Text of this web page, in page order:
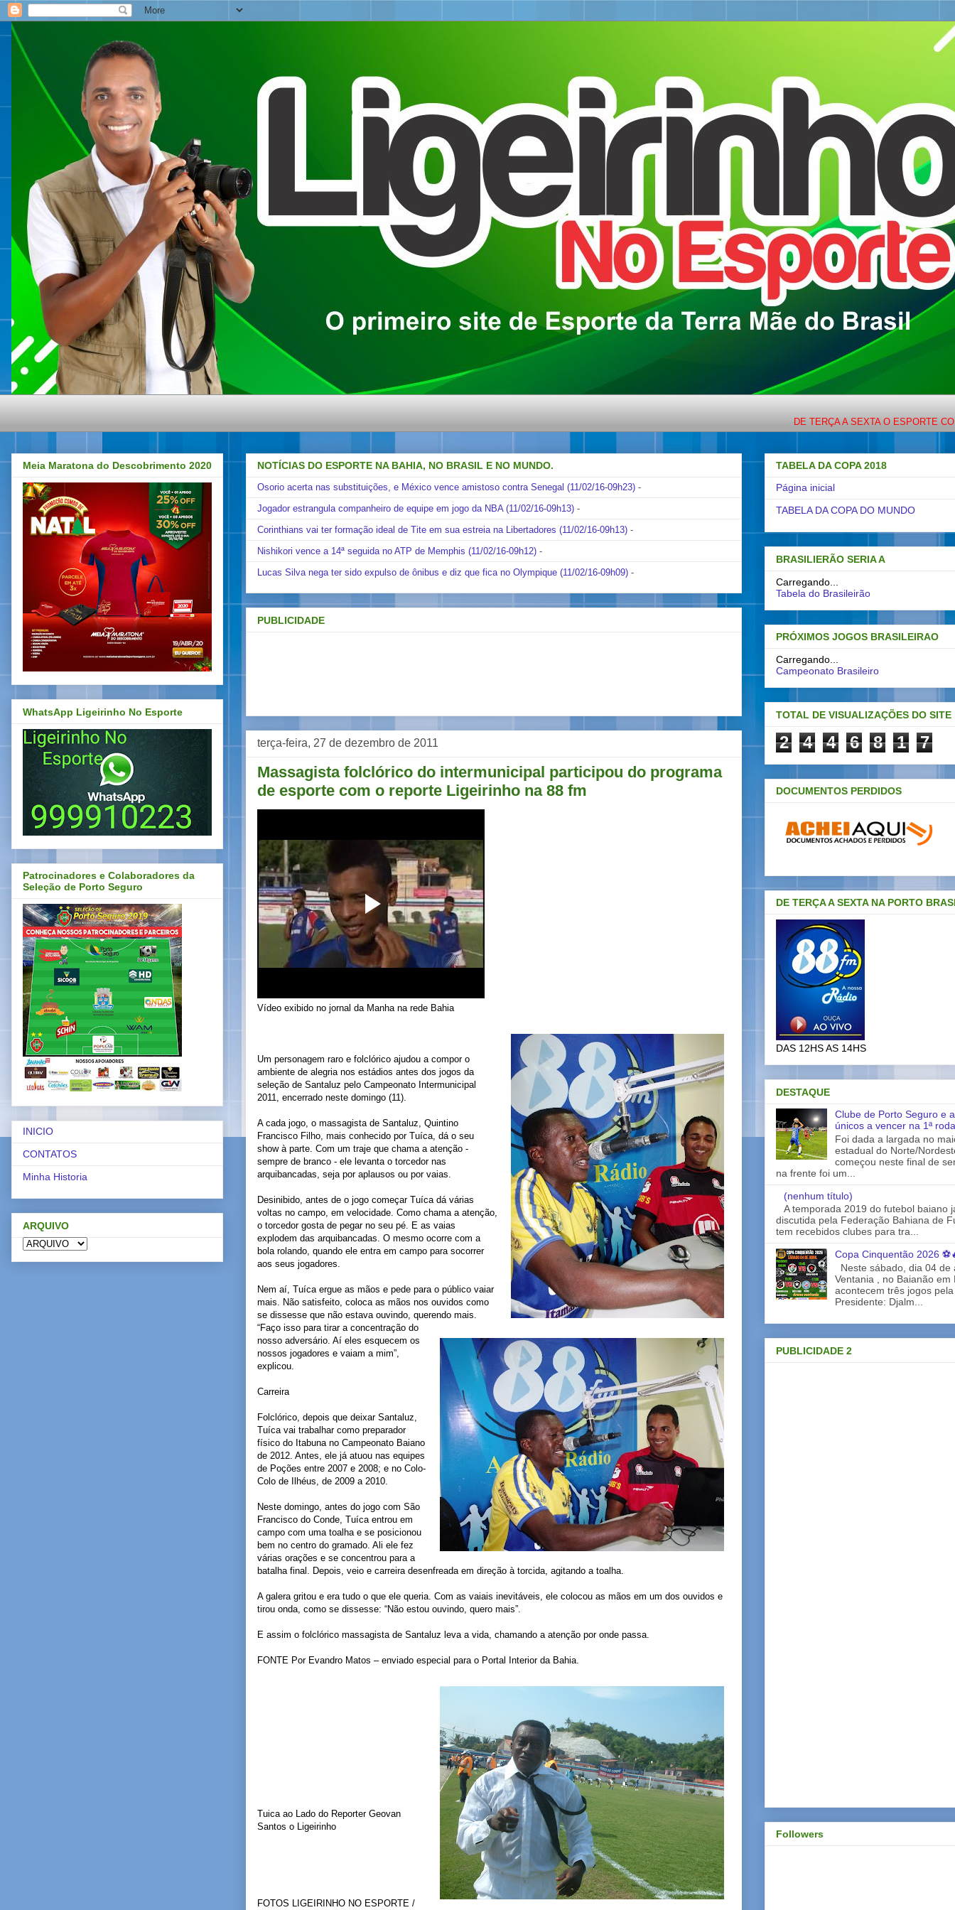
DE TERÇA A SEXTA O ESPORTE COM
NOTÍCIAS DO ESPORTE NA BAHIA, NO BRASIL E NO MUNDO.
Osorio acerta nas substituições, e México vence amistoso contra Senegal (11/02/16-09h23) -
Jogador estrangula companheiro de equipe em jogo da NBA (11/02/16-09h13) -
Corinthians vai ter formação ideal de Tite em sua estreia na Libertadores (11/02/16-09h13) -
Nishikori vence a 14ª seguida no ATP de Memphis (11/02/16-09h12) -
Lucas Silva nega ter sido expulso de ônibus e diz que fica no Olympique (11/02/16-09h09) -
PUBLICIDADE
terça-feira, 27 de dezembro de 2011
Massagista folclórico do intermunicipal participou do programa
de esporte com o reporte Ligeirinho na 88 fm
Vídeo exibido no jornal da Manha na rede Bahia
Um personagem raro e folclórico ajudou a compor o
ambiente de alegria nos estádios antes dos jogos da
seleção de Santaluz pelo Campeonato Intermunicipal
2011, encerrado neste domingo (11).
A cada jogo, o massagista de Santaluz, Quintino
Francisco Filho, mais conhecido por Tuíca, dá o seu
show à parte. Com um traje que chama a atenção -
sempre de branco - ele levanta o torcedor nas
arquibancadas, seja por aplausos ou por vaias.
Desinibido, antes de o jogo começar Tuíca dá várias
voltas no campo, em velocidade. Como chama a atenção,
o torcedor gosta de pegar no seu pé. E as vaias
explodem das arquibancadas. O mesmo ocorre com a
bola rolando, quando ele entra em campo para socorrer
aos seus jogadores.
Nem aí, Tuíca ergue as mãos e pede para o público vaiar
mais. Não satisfeito, coloca as mãos nos ouvidos como
se dissesse que não estava ouvindo, querendo mais.
“Faço isso para tirar a concentração do
nosso adversário. Aí eles esquecem os
nossos jogadores e vaiam a mim”,
explicou.
Carreira
Folclórico, depois que deixar Santaluz,
Tuíca vai trabalhar como preparador
físico do Itabuna no Campeonato Baiano
de 2012. Antes, ele já atuou nas equipes
de Poções entre 2007 e 2008; e no Colo-
Colo de Ilhéus, de 2009 a 2010.
Neste domingo, antes do jogo com São
Francisco do Conde, Tuíca entrou em
campo com uma toalha e se posicionou
bem no centro do gramado. Ali ele fez
várias orações e se concentrou para a
batalha final. Depois, veio e carreira desenfreada em direção à torcida, agitando a toalha.
A galera gritou e era tudo o que ele queria. Com as vaiais inevitáveis, ele colocou as mãos em um dos ouvidos e
tirou onda, como se dissesse: “Não estou ouvindo, quero mais”.
E assim o folclórico massagista de Santaluz leva a vida, chamando a atenção por onde passa.
FONTE Por Evandro Matos – enviado especial para o Portal Interior da Bahia.
Tuica ao Lado do Reporter Geovan
Santos o Ligeirinho
FOTOS LIGEIRINHO NO ESPORTE /
Meia Maratona do Descobrimento 2020
WhatsApp Ligeirinho No Esporte
Patrocinadores e Colaboradores da
Seleção de Porto Seguro
INICIO
CONTATOS
Minha Historia
ARQUIVO
TABELA DA COPA 2018
Página inicial
TABELA DA COPA DO MUNDO
BRASILIERÃO SERIA A
Carregando...
Tabela do Brasileirão
PRÓXIMOS JOGOS BRASILEIRAO
Carregando...
Campeonato Brasileiro
TOTAL DE VISUALIZAÇÕES DO SITE
2 4 4 6 8 1 7
DOCUMENTOS PERDIDOS
DE TERÇA A SEXTA NA PORTO
DAS 12HS AS 14HS
DESTAQUE
Clube de Porto Seguro e
únicos a vencer na 1ª
Foi dada a largada no
estadual do Norte/
começou neste final de
na frente foi um...
(nenhum título)
A temporada 2019 do futebol baiano
discutida pela Federação Bahiana de
tem recebidos clubes para tra...
Copa Cinquentão 2026
Neste sábado, dia 04 de
Ventania , no Baianão em
acontecem três jogos
Presidente: Djalm...
PUBLICIDADE 2
Followers